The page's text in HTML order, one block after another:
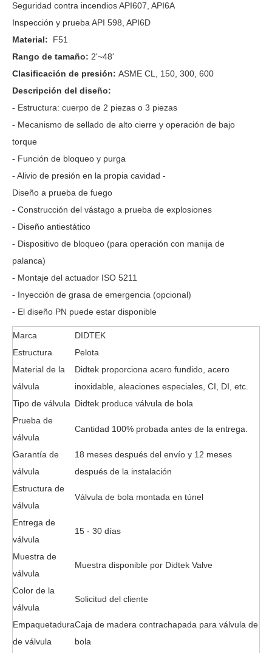
Seguridad contra incendios API607, API6A
Inspección y prueba API 598, API6D
Material:
F51
Rango de tamaño: 2'~48'
Clasificación de presión: ASME CL, 150, 300, 600
Descripción del diseño:
- Estructura: cuerpo de 2 piezas o 3 piezas
- Mecanismo de sellado de alto cierre y operación de bajo
torque
- Función de bloqueo y purga
- Alivio de presión en la propia cavidad -
Diseño a prueba de fuego
- Construcción del vástago a prueba de explosiones
- Diseño antiestático
- Dispositivo de bloqueo (para operación con manija de
palanca)
- Montaje del actuador ISO 5211
- Inyección de grasa de emergencia (opcional)
- El diseño PN puede estar disponible
Marca
DIDTEK
Estructura
Pelota
Material de la
válvula
Didtek proporciona acero fundido, acero
inoxidable, aleaciones especiales, CI, DI, etc.
Tipo de válvula Didtek produce válvula de bola
Prueba de
válvula
Cantidad 100% probada antes de la entrega.
Garantía de
válvula
18 meses después del envío y 12 meses
después de la instalación
Estructura de
válvula
Válvula de bola montada en túnel
Entrega de
válvula
15 - 30 días
Muestra de
válvula
Muestra disponible por Didtek Valve
Color de la
válvula
Solicitud del cliente
Empaquetadura
de válvula
Caja de madera contrachapada para válvula de
bola